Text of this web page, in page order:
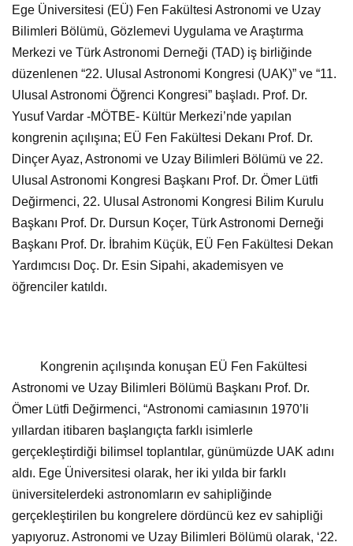
Ege Üniversitesi (EÜ) Fen Fakültesi Astronomi ve Uzay
Bilimleri Bölümü, Gözlemevi Uygulama ve Araştırma
Merkezi ve Türk Astronomi Derneği (TAD) iş birliğinde
düzenlenen “22. Ulusal Astronomi Kongresi (UAK)” ve “11.
Ulusal Astronomi Öğrenci Kongresi” başladı. Prof. Dr.
Yusuf Vardar -MÖTBE- Kültür Merkezi’nde yapılan
kongrenin açılışına; EÜ Fen Fakültesi Dekanı Prof. Dr.
Dinçer Ayaz, Astronomi ve Uzay Bilimleri Bölümü ve 22.
Ulusal Astronomi Kongresi Başkanı Prof. Dr. Ömer Lütfi
Değirmenci, 22. Ulusal Astronomi Kongresi Bilim Kurulu
Başkanı Prof. Dr. Dursun Koçer, Türk Astronomi Derneği
Başkanı Prof. Dr. İbrahim Küçük, EÜ Fen Fakültesi Dekan
Yardımcısı Doç. Dr. Esin Sipahi, akademisyen ve
öğrenciler katıldı.
Kongrenin açılışında konuşan EÜ Fen Fakültesi
Astronomi ve Uzay Bilimleri Bölümü Başkanı Prof. Dr.
Ömer Lütfi Değirmenci, “Astronomi camiasının 1970’li
yıllardan itibaren başlangıçta farklı isimlerle
gerçekleştirdiği bilimsel toplantılar, günümüzde UAK adını
aldı. Ege Üniversitesi olarak, her iki yılda bir farklı
üniversitelerdeki astronomların ev sahipliğinde
gerçekleştirilen bu kongrelere dördüncü kez ev sahipliği
yapıyoruz. Astronomi ve Uzay Bilimleri Bölümü olarak, ‘22.